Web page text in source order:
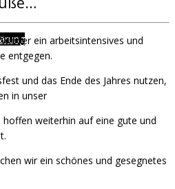
ein arbeitsintensives und
entgegen.
und das Ende des Jahres nutzen,
in unser
weiterhin auf eine gute und
wir ein schönes und gesegnetes